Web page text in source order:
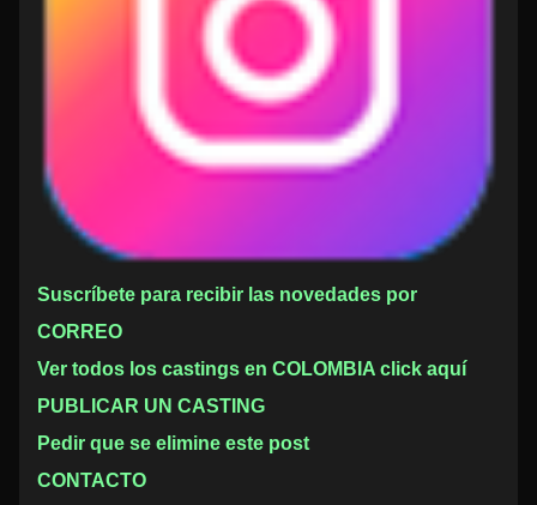
Suscríbete para recibir las novedades por
CORREO
Ver todos los castings en COLOMBIA click aquí
PUBLICAR UN CASTING
Pedir que se elimine este post
CONTACTO